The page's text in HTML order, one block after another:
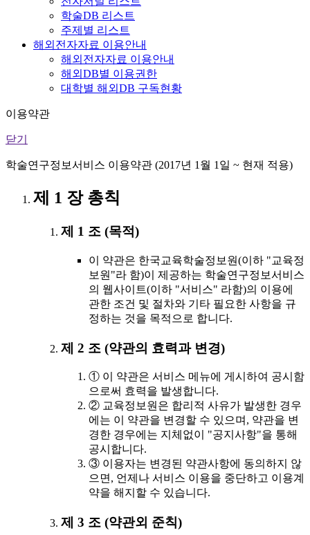
학술DB 리스트
주제별 리스트
해외전자자료 이용안내
해외전자자료 이용안내
해외DB별 이용권한
대학별 해외DB 구독현황
이용약관
닫기
학술연구정보서비스 이용약관 (2017년 1월 1일 ~ 현재 적용)
제 1 장 총칙
제 1 조 (목적)
이 약관은 한국교육학술정보원(이하 "교육정
보원"라 함)이 제공하는 학술연구정보서비스
의 웹사이트(이하 "서비스" 라함)의 이용에
관한 조건 및 절차와 기타 필요한 사항을 규
정하는 것을 목적으로 합니다.
제 2 조 (약관의 효력과 변경)
① 이 약관은 서비스 메뉴에 게시하여 공시함
으로써 효력을 발생합니다.
② 교육정보원은 합리적 사유가 발생한 경우
에는 이 약관을 변경할 수 있으며, 약관을 변
경한 경우에는 지체없이 "공지사항"을 통해
공시합니다.
③ 이용자는 변경된 약관사항에 동의하지 않
으면, 언제나 서비스 이용을 중단하고 이용계
약을 해지할 수 있습니다.
제 3 조 (약관외 준칙)